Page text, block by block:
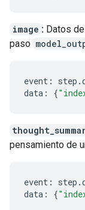
image : Datos
paso
event : step .
data : {
pensamiento de
event : step .
data : {